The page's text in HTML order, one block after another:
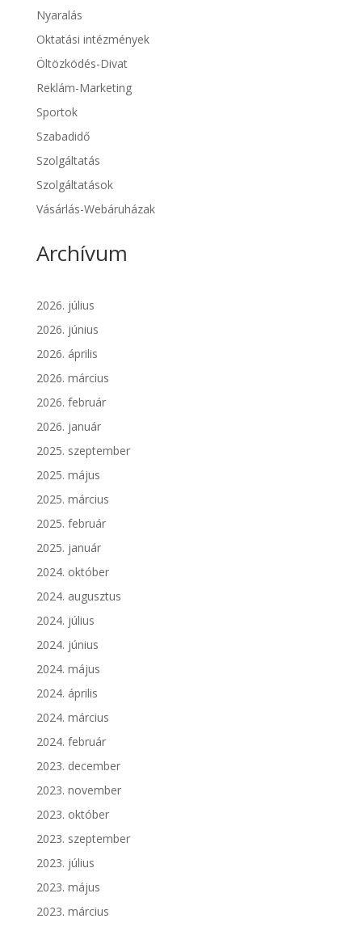
Nyaralás
Oktatási intézmények
Öltözködés-Divat
Reklám-Marketing
Sportok
Szabadidő
Szolgáltatás
Szolgáltatások
Vásárlás-Webáruházak
Archívum
2026. július
2026. június
2026. április
2026. március
2026. február
2026. január
2025. szeptember
2025. május
2025. március
2025. február
2025. január
2024. október
2024. augusztus
2024. július
2024. június
2024. május
2024. április
2024. március
2024. február
2023. december
2023. november
2023. október
2023. szeptember
2023. július
2023. május
2023. március